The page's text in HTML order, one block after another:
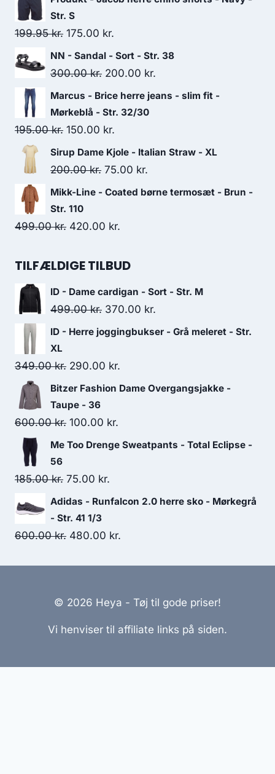
Str. S
199.95kr. Original
price
was:
175.00 kr.
price
is:
NN - Sandal - Sort - Str. 38
300.00kr. Original
price
was:
300.00 kr..
200.00 kr.
price
Marcus - Brice herre jeans - slim fit -
Mørkeblå - Str. 32/30
195.00kr. Original
price
was:
150.00 kr.
price
is:
Sirup Dame Kjole - Italian Straw - XL
200.00kr. Original
price
200.00 kr..
75.00 kr.
price
Mikk-Line - Coated børne termosæt - Brun -
Str. 110
499.00kr. Original
was:
420.00 kr.
is:
TILFÆLDIGE TILBUD
ID - Dame cardigan - Sort - Str. M
499.00kr. Original
price
499.00 kr..
370.00 kr.
price
ID - Herre joggingbukser - Grå meleret - Str.
XL
349.00kr. Original
price
was:
349.00 kr..
290.00 kr.
price
Bitzer Fashion Dame Overgangsjakke -
Taupe - 36
600.00kr. Original
price
600.00 kr..
100.00 kr.
price
Me Too Drenge Sweatpants - Total Eclipse -
56
185.00kr. Original
price
was:
185.00 kr..
75.00 kr.
price
75.00 kr..
Adidas - Runfalcon 2.0 herre sko - Mørkegrå
- Str. 41 1/3
600.00kr. Original
480.00 kr.
© 2026 Heya - Tøj til gode priser!
Vi henviser til affiliate links på siden.